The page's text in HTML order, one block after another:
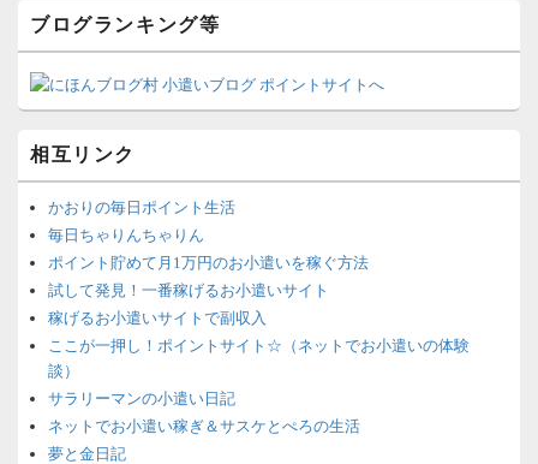
ブログランキング等
相互リンク
かおりの毎日ポイント生活
毎日ちゃりんちゃりん
ポイント貯めて月1万円のお小遣いを稼ぐ方法
試して発見！一番稼げるお小遣いサイト
稼げるお小遣いサイトで副収入
ここが一押し！ポイントサイト☆（ネットでお小遣いの体験
談）
サラリーマンの小遣い日記
ネットでお小遣い稼ぎ＆サスケとぺろの生活
夢と金日記